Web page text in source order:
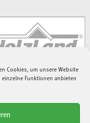
Cookies, um unsere Website
Funktionen anbieten
zzgl. Liefer-/Versandkosten.